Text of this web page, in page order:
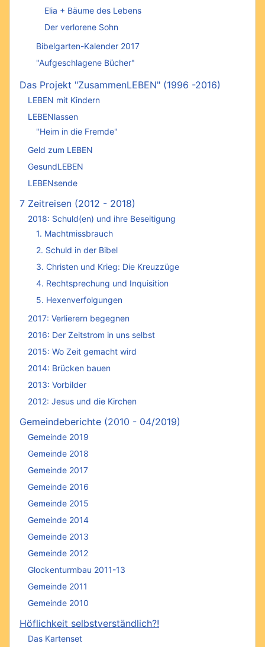
Elia + Bäume des Lebens
Der verlorene Sohn
Bibelgarten-Kalender 2017
"Aufgeschlagene Bücher"
Das Projekt "ZusammenLEBEN" (1996 -2016)
LEBEN mit Kindern
LEBENlassen
"Heim in die Fremde"
Geld zum LEBEN
GesundLEBEN
LEBENsende
7 Zeitreisen (2012 - 2018)
2018: Schuld(en) und ihre Beseitigung
1. Machtmissbrauch
2. Schuld in der Bibel
3. Christen und Krieg: Die Kreuzzüge
4. Rechtsprechung und Inquisition
5. Hexenverfolgungen
2017: Verlierern begegnen
2016: Der Zeitstrom in uns selbst
2015: Wo Zeit gemacht wird
2014: Brücken bauen
2013: Vorbilder
2012: Jesus und die Kirchen
Gemeindeberichte (2010 - 04/2019)
Gemeinde 2019
Gemeinde 2018
Gemeinde 2017
Gemeinde 2016
Gemeinde 2015
Gemeinde 2014
Gemeinde 2013
Gemeinde 2012
Glockenturmbau 2011-13
Gemeinde 2011
Gemeinde 2010
Höflichkeit selbstverständlich?!
Das Kartenset